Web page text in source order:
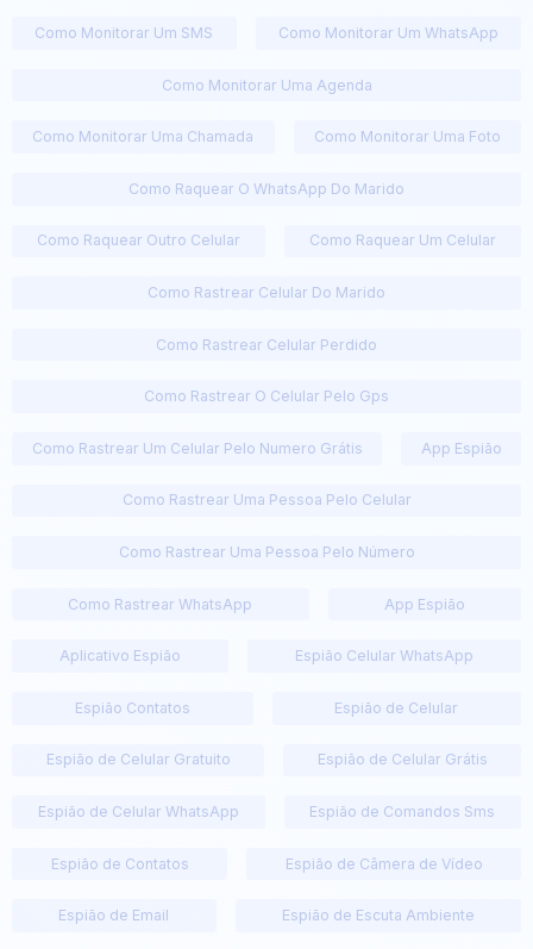
Como Monitorar Um SMS Como Monitorar Um WhatsApp
Como Monitorar Uma Agenda
Como Monitorar Uma Chamada Como Monitorar Uma Foto
Como Raquear O WhatsApp Do Marido
Como Raquear Outro Celular Como Raquear Um Celular
Como Rastrear Celular Do Marido
Como Rastrear Celular Perdido
Como Rastrear O Celular Pelo Gps
Como Rastrear Um Celular Pelo Numero Grátis App Espião
Como Rastrear Uma Pessoa Pelo Celular
Como Rastrear Uma Pessoa Pelo Número
Como Rastrear WhatsApp App Espião
Aplicativo Espião Espião Celular WhatsApp
Espião Contatos Espião de Celular
Espião de Celular Gratuito Espião de Celular Grátis
Espião de Celular WhatsApp Espião de Comandos Sms
Espião de Contatos Espião de Câmera de Vídeo
Espião de Email Espião de Escuta Ambiente